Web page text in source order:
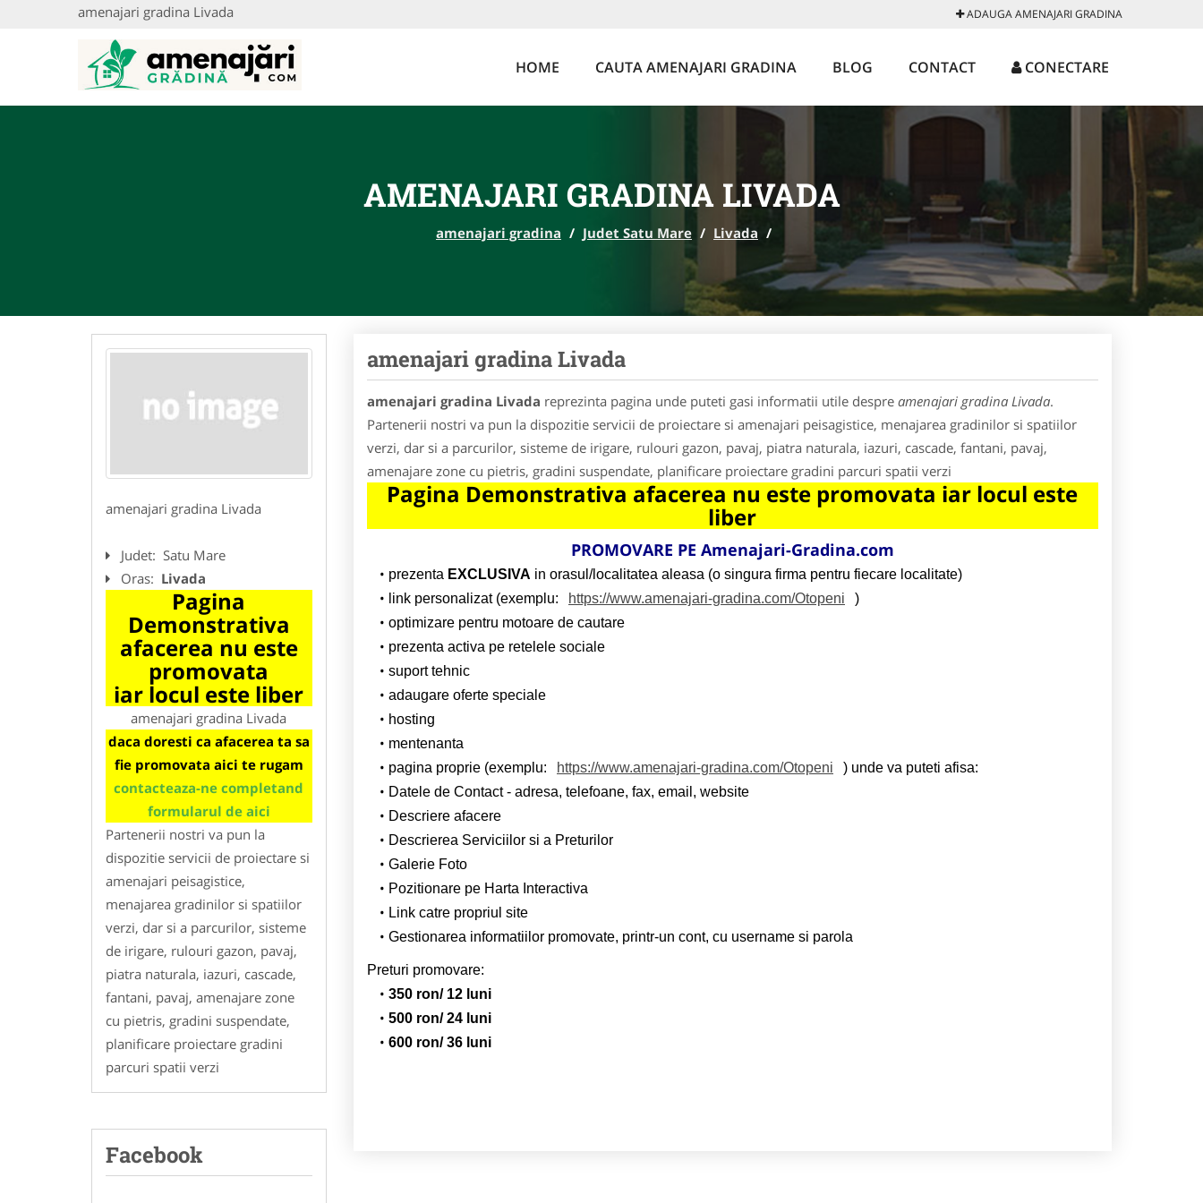
amenajari gradina Livada ADAUGA AMENAJARI GRADINA
HOME CAUTA AMENAJARI GRADINA BLOG CONTACT CONECTARE
AMENAJARI GRADINA LIVADA
amenajari gradina / Judet Satu Mare / Livada /
amenajari gradina Livada
Judet: Satu Mare
Oras: Livada
Pagina
Demonstrativa
afacerea nu este
promovata
iar locul este liber
amenajari gradina Livada
daca doresti ca afacerea ta sa
fie promovata aici te rugam
contacteaza-ne completand
formularul de aici
Partenerii nostri va pun la
dispozitie servicii de proiectare si
amenajari peisagistice,
menajarea gradinilor si spatiilor
verzi, dar si a parcurilor, sisteme
de irigare, rulouri gazon, pavaj,
piatra naturala, iazuri, cascade,
fantani, pavaj, amenajare zone
cu pietris, gradini suspendate,
planificare proiectare gradini
parcuri spatii verzi
Facebook
amenajari gradina Livada
amenajari gradina Livada reprezinta pagina unde puteti gasi informatii utile despre amenajari gradina Livada.
Partenerii nostri va pun la dispozitie servicii de proiectare si amenajari peisagistice, menajarea gradinilor si spatiilor
verzi, dar si a parcurilor, sisteme de irigare, rulouri gazon, pavaj, piatra naturala, iazuri, cascade, fantani, pavaj,
amenajare zone cu pietris, gradini suspendate, planificare proiectare gradini parcuri spatii verzi
Pagina Demonstrativa afacerea nu este promovata iar locul este
liber
PROMOVARE PE Amenajari-Gradina.com
prezenta EXCLUSIVA in orasul/localitatea aleasa (o singura firma pentru fiecare localitate)
link personalizat (exemplu:
https://www.amenajari-gradina.com/Otopeni
)
optimizare pentru motoare de cautare
prezenta activa pe retelele sociale
suport tehnic
adaugare oferte speciale
hosting
mentenanta
pagina proprie (exemplu:
https://www.amenajari-gradina.com/Otopeni
) unde va puteti afisa:
Datele de Contact - adresa, telefoane, fax, email, website
Descriere afacere
Descrierea Serviciilor si a Preturilor
Galerie Foto
Pozitionare pe Harta Interactiva
Link catre propriul site
Gestionarea informatiilor promovate, printr-un cont, cu username si parola
Preturi promovare:
350 ron/ 12 luni
500 ron/ 24 luni
600 ron/ 36 luni